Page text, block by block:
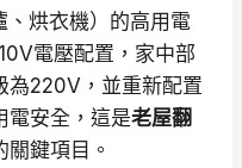
、烘衣機）的高用電
電壓配置，家中部
為220V，並重新配置
電安全，這是老屋翻
鍵項目。